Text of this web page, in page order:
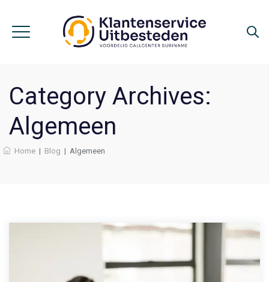
Category Archives:
Algemeen
Home | Blog | Algemeen